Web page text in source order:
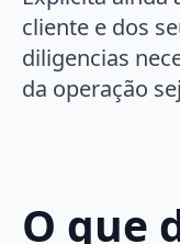
cliente e dos
diligencias
da operação
O que